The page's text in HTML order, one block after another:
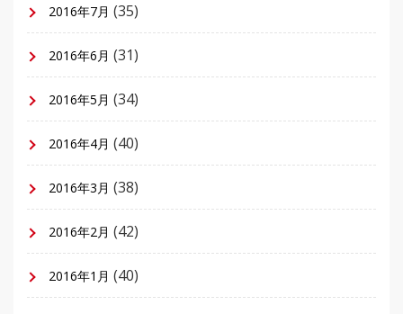
2016年7月 (35)
2016年6月 (31)
2016年5月 (34)
2016年4月 (40)
2016年3月 (38)
2016年2月 (42)
2016年1月 (40)